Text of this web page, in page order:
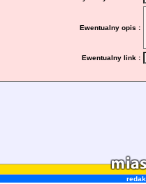
Ewentualny opis :
Ewentualny link :